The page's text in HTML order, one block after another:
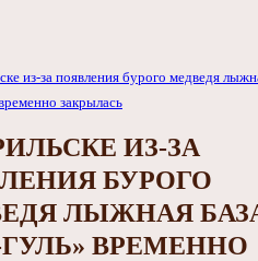
ИЗ-ЗА
БУРОГО
ЛЫЖНАЯ
ВРЕМЕННО